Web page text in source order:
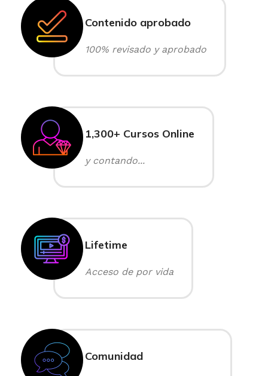
Contenido aprobado
100% revisado y aprobado
1,300+ Cursos Online
y contando...
Lifetime
Acceso de por vida
Comunidad